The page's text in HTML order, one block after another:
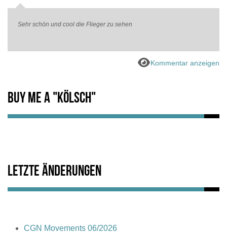
Sehr schön und cool die Flieger zu sehen
Kommentar anzeigen
Buy me a "Kölsch"
Letzte Änderungen
CGN Movements 06/2026